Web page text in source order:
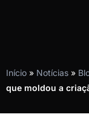
Início » Notícias »
que moldou a